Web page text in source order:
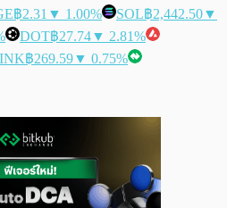
฿2.31 ▼ 1.00% SOL฿2,442.50▼
DOT฿27.74▼ 2.81%
฿269.59▼ 0.75%